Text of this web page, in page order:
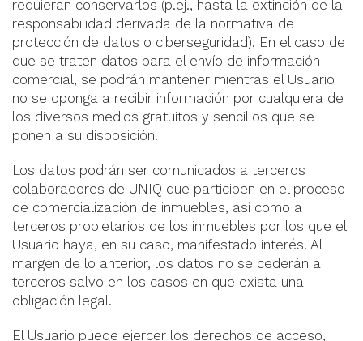
requieran conservarlos (p.ej., hasta la extinción de la
responsabilidad derivada de la normativa de
protección de datos o ciberseguridad). En el caso de
que se traten datos para el envío de información
comercial, se podrán mantener mientras el Usuario
no se oponga a recibir información por cualquiera de
los diversos medios gratuitos y sencillos que se
ponen a su disposición.
Los datos podrán ser comunicados a terceros
colaboradores de UNIQ que participen en el proceso
de comercialización de inmuebles, así como a
terceros propietarios de los inmuebles por los que el
Usuario haya, en su caso, manifestado interés. Al
margen de lo anterior, los datos no se cederán a
terceros salvo en los casos en que exista una
obligación legal.
El Usuario puede ejercer los derechos de acceso,